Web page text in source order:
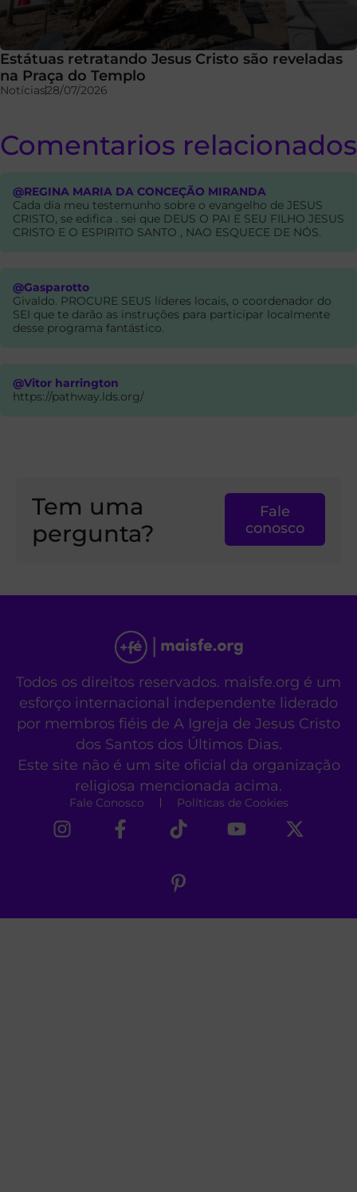
Estátuas retratando Jesus Cristo são reveladas
na Praça do Templo
Notícias28/07/2026
Comentarios relacionados
@REGINA MARIA DA CONCEÇÃO MIRANDA
Cada dia meu testemunho sobre o evangelho de JESUS
CRISTO, se edifica . sei que DEUS O PAI E SEU FILHO JESUS
CRISTO E O ESPIRITO SANTO , NAO ESQUECE DE NÓS.
@Gasparotto
Givaldo. PROCURE SEUS líderes locais, o coordenador do
SEI que te darão as instruções para participar localmente
desse programa fantástico.
@Vitor harrington
https://pathway.lds.org/
Tem uma
pergunta?
Fale
conosco
Todos os direitos reservados. maisfe.org é um
esforço internacional independente liderado
por membros fiéis de A Igreja de Jesus Cristo
dos Santos dos Últimos Dias.
Este site não é um site oficial da organização
religiosa mencionada acima.
Fale Conosco Políticas de Cookies